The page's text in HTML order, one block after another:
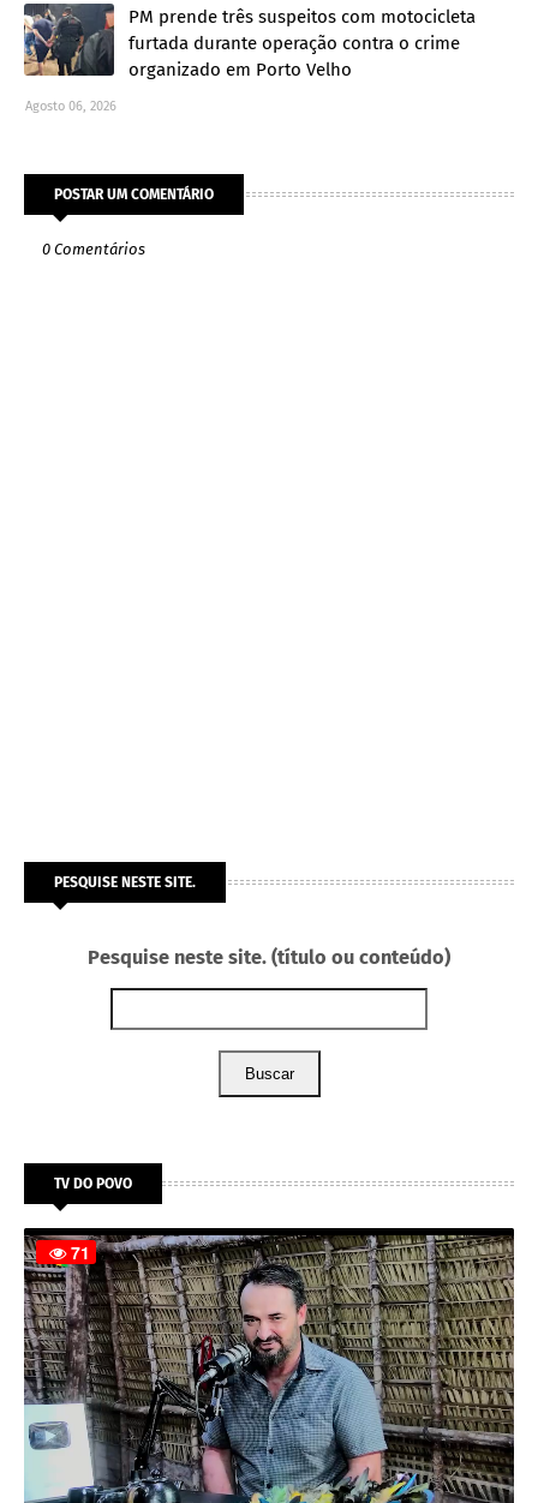
PM prende três suspeitos com motocicleta
furtada durante operação contra o crime
organizado em Porto Velho
Agosto 06, 2026
POSTAR UM COMENTÁRIO
0 Comentários
PESQUISE NESTE SITE.
Pesquise neste site. (título ou conteúdo)
Buscar
TV DO POVO